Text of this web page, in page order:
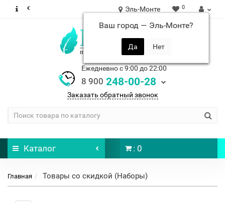
Эль-Монте
Ваш город — Эль-Монте?
0
Ежедневно с 9:00 до 22:00
8 900 248-00-28
Заказать обратный звонок
Каталог : 0
Главная Товары со скидкой (Наборы)